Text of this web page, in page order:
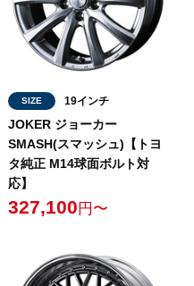
SIZE 19インチ
JOKER ジョーカー
SMASH(スマッシュ)【トヨ
タ純正 M14球面ボルト対
応】
327,100 円〜